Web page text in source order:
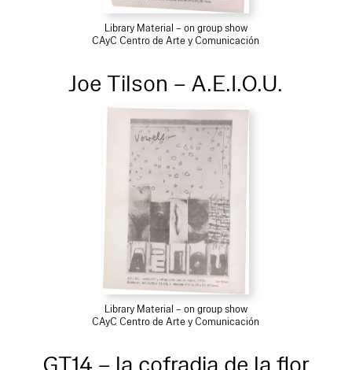
Library Material – on group show
CAyC Centro de Arte y Comunicación
Joe Tilson – A.E.I.O.U.
Library Material – on group show
CAyC Centro de Arte y Comunicación